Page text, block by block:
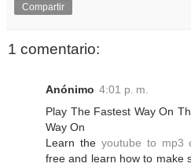
Compartir
1 comentario:
Anónimo 4:01 p. m.
Play The Fastest Way On
Way On
Learn the youtube to mp3
free and learn how to make